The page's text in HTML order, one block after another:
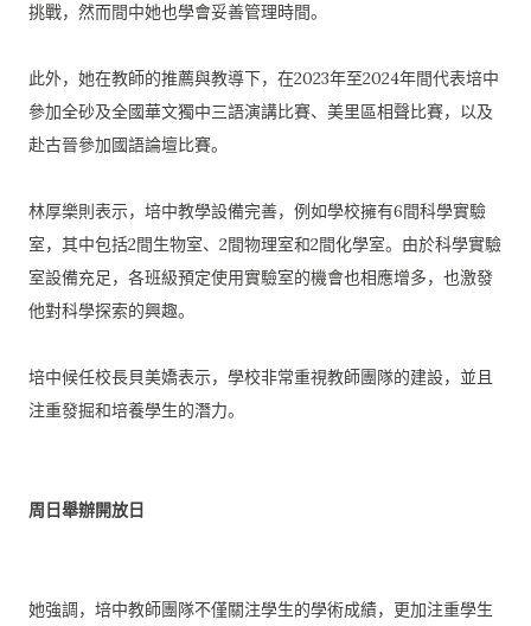
挑戰，然而間中她也學會妥善管理時間。
此外，她在教師的推薦與教導下， 在2023年至2024年間代表培中
參加全砂及全國華文獨中三語演講比賽、美里區相聲比賽，以及
赴古晉參加國語論壇比賽。
林厚樂則表示，培中教學設備完善，例如學校擁有6間科學實驗
室， 其中包括2間生物室、2間物理室和2間化學室。 由於科學實驗
室設備充足， 各班級預定使用實驗室的機會也相應增多， 也激發
他對科學探索的興趣。
培中候任校長貝美嬌表示，學校非常重視教師團隊的建設， 並且
注重發掘和培養學生的潛力。
周日舉辦開放日
她強調，培中教師團隊不僅關注學生的學術成績， 更加注重學生